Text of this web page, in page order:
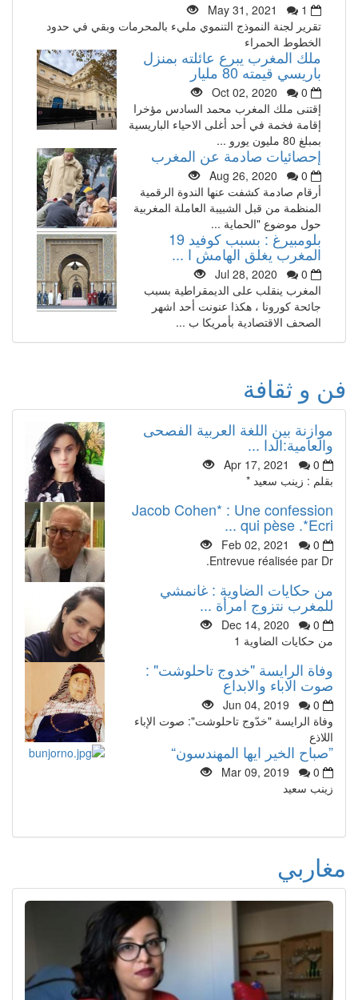
May 31, 2021
1
تقرير لجنة النموذج التنموي مليء بالمحرمات وبقي في حدود
الخطوط الحمراء
ملك المغرب يبرع عائلته بمنزل
باريسي قيمته 80 مليار
Oct 02, 2020
0
إقتنى ملك المغرب محمد السادس مؤخرا
إقامة فخمة في أحد أغلى الاحياء الباريسية
بمبلغ 80 مليون يورو ...
إحصائيات صادمة عن المغرب
Aug 26, 2020
0
أرقام صادمة كشفت عنها الندوة الرقمية
المنظمة من قبل الشبيبة العاملة المغربية
حول موضوع "الحماية ...
بلومبيرغ : بسبب كوفيد 19
المغرب يغلق الهامش ا ...
Jul 28, 2020
0
المغرب ينقلب على الديمقراطية بسبب
جائحة كورونا ، هكذا عنونت أحد اشهر
الصحف الاقتصادية بأمريكا ب ...
فن و ثقافة
موازنة بين اللغة العربية الفصحى
والعامية:الدا ...
Apr 17, 2021
0
بقلم : زينب سعيد *
Jacob Cohen* : Une confession
qui pèse .*Ecri ...
Feb 02, 2021
0
Entrevue réalisée par Dr.
من حكايات الضاوية : غانمشي
للمغرب نتزوج امرأة ...
Dec 14, 2020
0
من حكايات الضاوية 1
وفاة الرايسة "خدوج تاحلوشت" :
صوت الاباء والابداع
Jun 04, 2019
0
وفاة الرايسة "خدّوج تاحلوشت": صوت الإباء
اللاذع
”صباح الخير ايها المهندسون“
Mar 09, 2019
0
زينب سعيد
مغاربي